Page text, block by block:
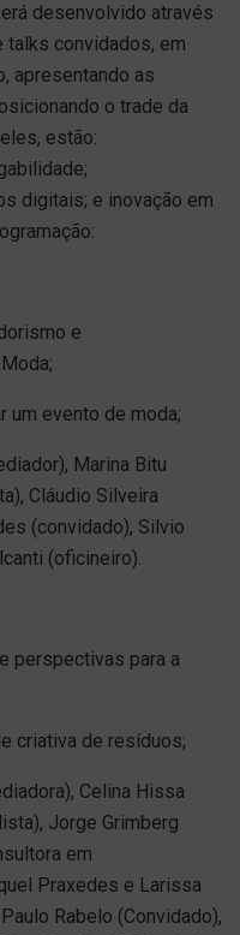
desenvolvido através
talks convidados, em
apresentando as
o trade da
estão:
digitais; e inovação em
e
um evento de moda;
Marina Bitu
Cláudio Silveira
(convidado), Silvio
(oficineiro).
perspectivas para a
criativa de resíduos;
Celina Hissa
Jorge Grimberg
em
Praxedes e Larissa
Rabelo (Convidado),